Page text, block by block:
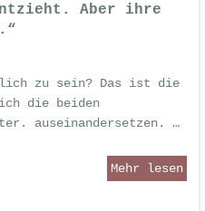
Aber ihre
zu sein? Das ist die
die beiden
auseinandersetzen. …
Mehr lesen